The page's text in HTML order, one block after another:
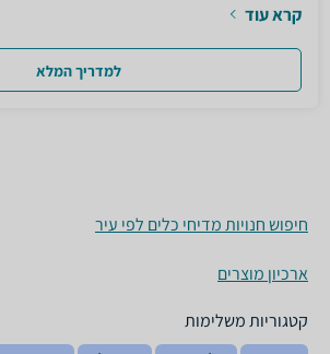
קרא עוד
למדריך המלא
חיפוש חנויות מדיחי כלים לפי עיר
ארכיון מוצרים
קטגוריות משלימות